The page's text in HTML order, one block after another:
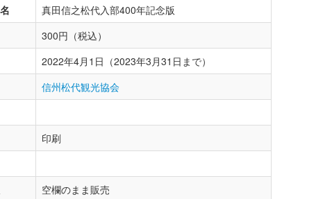
真田信之松代入部400年記念版
300円（税込）
2022年4月1日（2023年3月31日まで）
信州松代観光協会
印刷
空欄のまま販売